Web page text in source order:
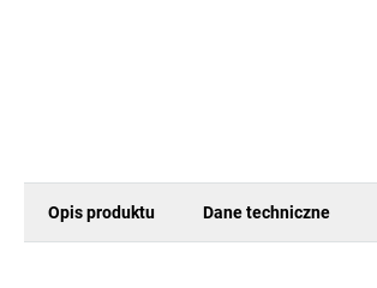
Opis produktu Dane techniczne